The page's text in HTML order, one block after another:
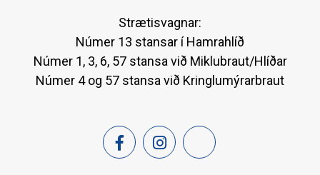
Strætisvagnar:
Númer 13 stansar í Hamrahlíð
Númer 1, 3, 6, 57 stansa við Miklubraut/Hlíðar
Númer 4 og 57 stansa við Kringlumýrarbraut